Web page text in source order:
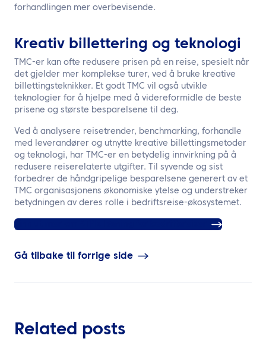
forhandlingen mer overbevisende.
Kreativ billettering og teknologi
TMC-er kan ofte redusere prisen på en reise, spesielt når
det gjelder mer komplekse turer, ved å bruke kreative
billettingsteknikker. Et godt TMC vil også utvikle
teknologier for å hjelpe med å videreformidle de beste
prisene og største besparelsene til deg.
Ved å analysere reisetrender, benchmarking, forhandle
med leverandører og utnytte kreative billettingsmetoder
og teknologi, har TMC-er en betydelig innvirkning på å
redusere reiserelaterte utgifter. Til syvende og sist
forbedrer de håndgripelige besparelsene generert av et
TMC organisasjonens økonomiske ytelse og understreker
betydningen av deres rolle i bedriftsreise-økosystemet.
Gå tilbake til forrige side
Related posts